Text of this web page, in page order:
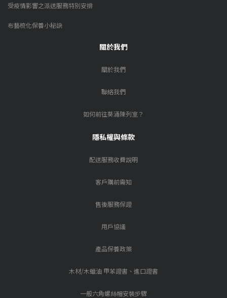
受疫情影響之派送服務特別安排
布藝梳化保養小秘訣
關於我們
關於我們
聯絡我們
如何前往葵涌陳列室？
隱私權與條款
配送服務收費說明
客戶購前需知
售後服務保證
用戶協議
產品保養政策
木材/木蠟油 甲苯證書、進口證書
一般六角螺絲帽安裝步驟